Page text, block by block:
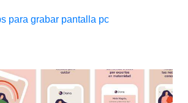
para grabar pantalla pc